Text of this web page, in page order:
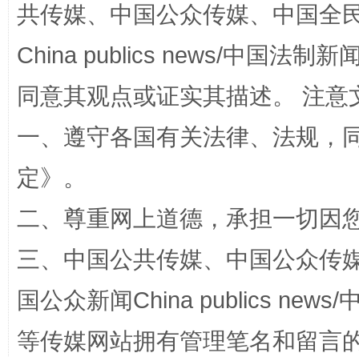
全民健身五年计划来了！等你上场
阿坝州三大球赛在茂县开幕 规模
共传媒、中国公众传媒、中国全
China publics news/中国法制新
同意其观点或证实其描述。 注
一、遵守各国有关法律、法规，
定》。
二、尊重网上道德，承担一切因
三、中国公共传媒、中国公众传
国公众新闻China publics news/
等传媒网站拥有管理笔名和留言